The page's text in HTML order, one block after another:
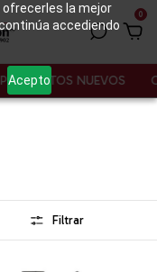
la mejor
accediendo
Acepto
0
NUEVOS
Filtrar